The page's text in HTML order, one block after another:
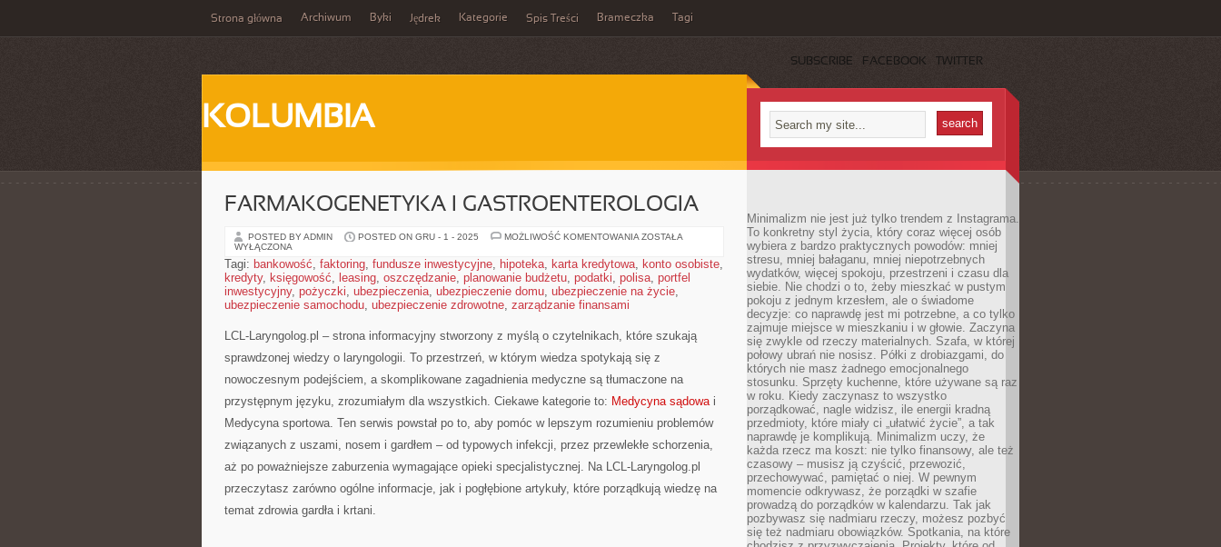
Strona główna Archiwum Byki Jędrek Kategorie Spis Treści Brameczka Tagi
SUBSCRIBE FACEBOOK TWITTER
KOLUMBIA
FARMAKOGENETYKA I GASTROENTEROLOGIA
POSTED BY ADMIN POSTED ON GRU - 1 - 2025 MOŻLIWOŚĆ KOMENTOWANIA FARMAKOGENETYKA
ZOSTAŁA
WYŁĄCZONA
Tagi: bankowość, faktoring, fundusze inwestycyjne, hipoteka, karta kredytowa, konto osobiste,
kredyty, księgowość, leasing, oszczędzanie, planowanie budżetu, podatki, polisa, portfel
inwestycyjny, pożyczki, ubezpieczenia, ubezpieczenie domu, ubezpieczenie na życie,
ubezpieczenie samochodu, ubezpieczenie zdrowotne, zarządzanie finansami
LCL-Laryngolog.pl – strona informacyjny stworzony z myślą o czytelnikach, które szukają
sprawdzonej wiedzy o laryngologii. To przestrzeń, w którym wiedza spotykają się z
nowoczesnym podejściem, a skomplikowane zagadnienia medyczne są tłumaczone na
przystępnym języku, zrozumiałym dla wszystkich. Ciekawe kategorie to: Medycyna sądowai
Medycyna sportowa. Ten serwis powstał po to, aby pomóc w lepszym rozumieniu problemów
związanych z uszami, nosem i gardłem – od typowych infekcji, przez przewlekłe schorzenia,
aż po poważniejsze zaburzenia wymagające opieki specjalistycznej. Na LCL-Laryngolog.pl
przeczytasz zarówno ogólne informacje, jak i pogłębione artykuły, które porządkują wiedzę na
temat zdrowia gardła i krtani.
Minimalizm nie jest już tylko trendem z Instagrama.
To konkretny styl życia, który coraz więcej osób
wybiera z bardzo praktycznych powodów: mniej
stresu, mniej bałaganu, mniej niepotrzebnych
wydatków, więcej spokoju, przestrzeni i czasu dla
siebie. Nie chodzi o to, żeby mieszkać w pustym
pokoju z jednym krzesłem, ale o świadome
decyzje: co naprawdę jest mi potrzebne, a co tylko
zajmuje miejsce w mieszkaniu i w głowie. Zaczyna
się zwykle od rzeczy materialnych. Szafa, w której
połowy ubrań nie nosisz. Półki z drobiazgami, do
których nie masz żadnego emocjonalnego
stosunku. Sprzęty kuchenne, które używane są raz
w roku. Kiedy zaczynasz to wszystko
porządkować, nagle widzisz, ile energii kradną
przedmioty, które miały ci „ułatwić życie”, a tak
naprawdę je komplikują. Minimalizm uczy, że
każda rzecz ma koszt: nie tylko finansowy, ale też
czasowy – musisz ją czyścić, przewozić,
przechowywać, pamiętać o niej. W pewnym
momencie odkrywasz, że porządki w szafie
prowadzą do porządków w kalendarzu. Tak jak
pozbywasz się nadmiaru rzeczy, możesz pozbyć
się też nadmiaru obowiązków. Spotkania, na które